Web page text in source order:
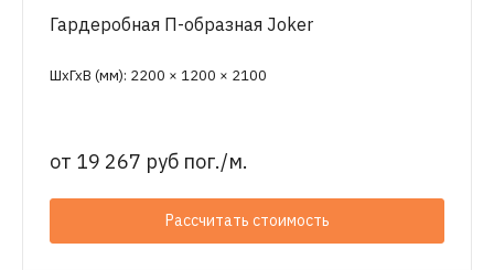
Гардеробная П-образная Joker
ШхГхВ (мм): 2200 × 1200 × 2100
от 19 267 руб пог./м.
Рассчитать стоимость